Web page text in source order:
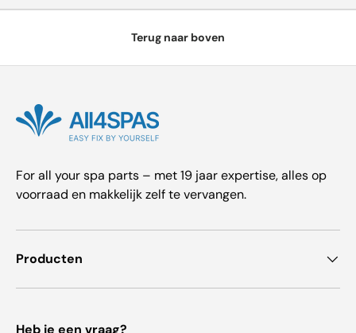
Terug naar boven
For all your spa parts – met 19 jaar expertise, alles op
voorraad en makkelijk zelf te vervangen.
Producten
Heb je een vraag?